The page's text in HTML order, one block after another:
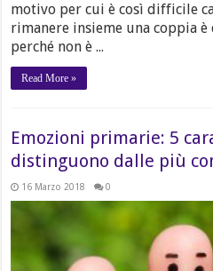
motivo per cui è così difficile
rimanere insieme una coppia
perché non è ...
Read More »
Emozioni primarie: 5
distinguono dalle più
16 Marzo 2018 0